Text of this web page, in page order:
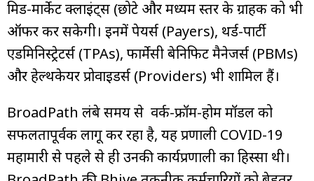
मिड-मार्केट क्लाइंट्स (छोटे और मध्यम स्तर के ग्राहक को भी
ऑफर कर सकेगी। इनमें पेयर्स (Payers), थर्ड-पार्टी
एडमिनिस्ट्रेटर्स (TPAs), फार्मेसी बेनिफिट मैनेजर्स (PBMs)
और हेल्थकेयर प्रोवाइडर्स (Providers) भी शामिल हैं।
BroadPath लंबे समय से वर्क-फ्रॉम-होम मॉडल को
सफलतापूर्वक लागू कर रहा है, यह प्रणाली COVID-19
महामारी से पहले से ही उनकी कार्यप्रणाली का हिस्सा थी।